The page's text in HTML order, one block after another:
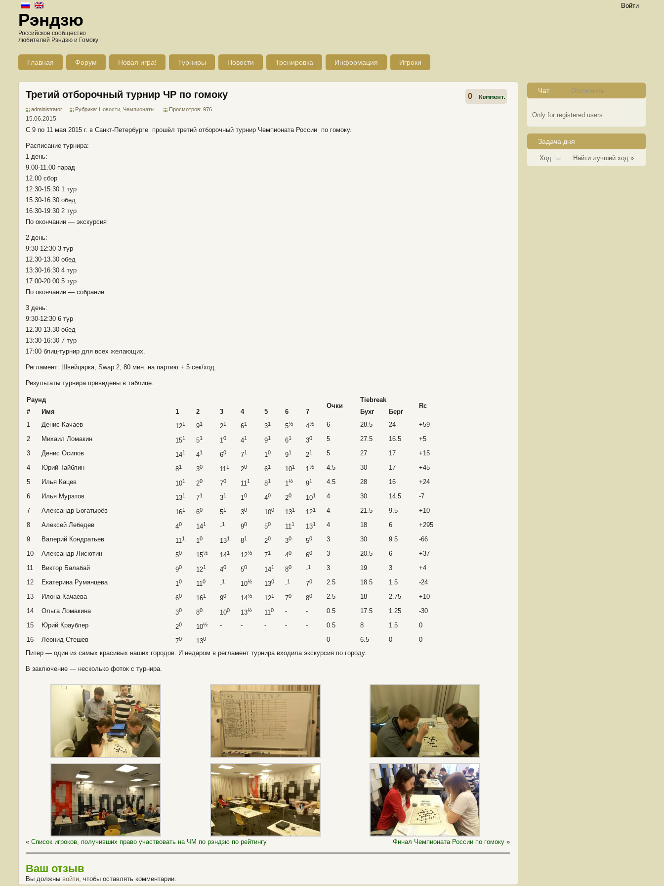
Войти
Рэндзю
Российское сообщество
любителей Рэндзю и Гомоку
Главная Форум Новая игра! Турниры Новости Тренировка Информация Игроки
Третий отборочный турнир ЧР по гомоку
administrator Рубрика: Новости Чемпионаты Просмотров: 976
15.06.2015
0
С 9 по 11 мая 2015 г. в Санкт-Петербурге прошёл третий отборочный турнир Чемпионата России по гомоку.
Расписание турнира:
1 день:
9.00-11.00 парад
12.00 сбор
12:30-15:30 1 тур
15:30-16:30 обед
16:30-19:30 2 тур
По окончании — экскурсия
2 день:
9:30-12:30 3 тур
12.30-13.30 обед
13:30-16:30 4 тур
17:00-20:00 5 тур
По окончании — собрание
3 день:
9:30-12:30 6 тур
12.30-13.30 обед
13:30-16:30 7 тур
17:00 блиц-турнир для всех желающих.
Регламент: Швейцарка, Swap 2, 80 мин. на партию + 5 сек/ход.
Результаты турнира приведены в таблице.
Раунд
Очки
Tiebreak
Rc
#
Имя 1 2 3 4 5 6 7 Бухг
Берг
1
Денис Качаев 121 91 21 61 31 5½ 4½ 6 28.5 24
+59
2
Михаил Ломакин 151 51 10 41 91 61 30 5 27.5 16.5
+5
3
Денис Осипов 141 41 60 71 10 91 21 5 27 17
+15
4
Юрий Тайблин 81 30 111 20 61 101 1½ 4.5 30 17
+45
5
Илья Кацев 101 20 70 111 81 1½ 91 4.5 28 16
+24
6
Илья Муратов 131 71 31 10 40 20 101 4 30 14.5
-7
7
Александр Богатырёв 161 60 51 30 100 131 121 4 21.5 9.5
+10
8
Алексей Лебедев 40 141 -1 90 50 111 131 4 18 6
+295
9
Валерий Кондратьев 111 10 131 81 20 30 50 3 30 9.5
-66
10
Александр Лисютин 50 15½ 141 12½ 71 40 60 3 20.5 6
+37
11
Виктор Балабай 90 121 40 50 141 80 -1 3 19 3
+4
12
Екатерина Румянцева 10 110 -1 10½ 130 -1 70 2.5 18.5 1.5
-24
13
Илона Качаева 60 161 90 14½ 121 70 80 2.5 18 2.75
+10
14
Ольга Ломакина 30 80 100 13½ 110 - - 0.5 17.5 1.25
-30
15
Юрий Краублер 20 10½ - - - - - 0.5 8 1.5
0
16
Леонид Стешев 70 130 - - - - - 0 6.5 0
0
Питер — один из самых красивых наших городов. И недаром в регламент турнира входила экскурсия по городу.
В заключение — несколько фоток с турнира.
« Список игроков, получивших право участвовать на ЧМ по рэндзю по рейтингу Финал Чемпионата России по гомоку »
Ваш отзыв
Вы должны войти, чтобы оставлять комментарии.
Чат Отключить
Only for registered users
Задача дня
Ход: Найти лучший ход »